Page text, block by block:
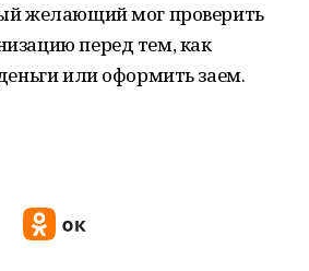
желающий мог проверить
перед тем, как
или оформить заем.